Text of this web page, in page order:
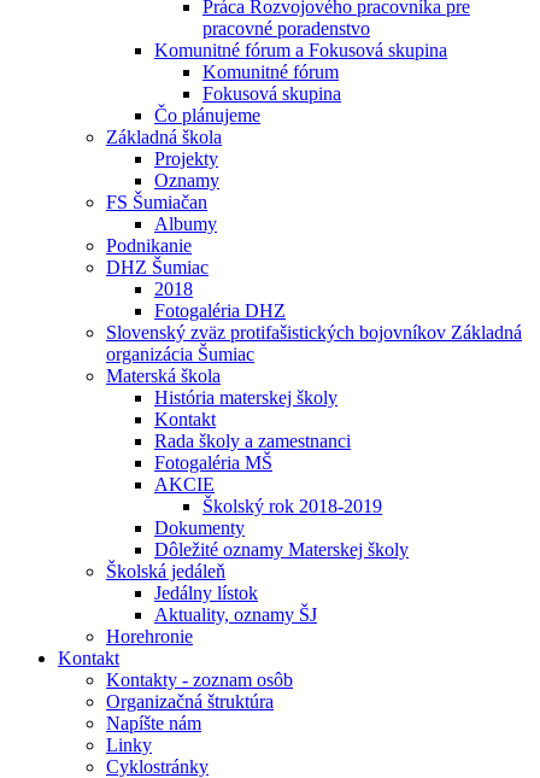
Práca Rozvojového pracovníka pre
pracovné poradenstvo
Komunitné fórum a Fokusová skupina
Komunitné fórum
Fokusová skupina
Čo plánujeme
Základná škola
Projekty
Oznamy
FS Šumiačan
Albumy
Podnikanie
DHZ Šumiac
2018
Fotogaléria DHZ
Slovenský zväz protifašistických bojovníkov Základná
organizácia Šumiac
Materská škola
História materskej školy
Kontakt
Rada školy a zamestnanci
Fotogaléria MŠ
AKCIE
Školský rok 2018-2019
Dokumenty
Dôležité oznamy Materskej školy
Školská jedáleň
Jedálny lístok
Aktuality, oznamy ŠJ
Horehronie
Kontakt
Kontakty - zoznam osôb
Organizačná štruktúra
Napíšte nám
Linky
Cyklostránky